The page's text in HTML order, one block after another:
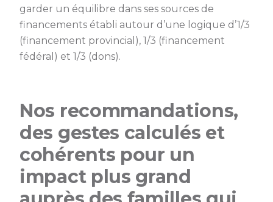
garder un équilibre dans ses sources de
financements établi autour d’une logique d’1/3
(financement provincial), 1/3 (financement
fédéral) et 1/3 (dons).
Nos recommandations,
des gestes calculés et
cohérents pour un
impact plus grand